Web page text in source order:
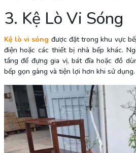
3. Kệ Lò Vi Sóng
Kệ lò vi sóng được đặt trong khu vực
điện hoặc các thiết bị nhà bếp khác.
tầng để đựng gia vị, bát đĩa hoặc đồ
bếp gọn gàng và tiện lợi hơn khi sử dụng.